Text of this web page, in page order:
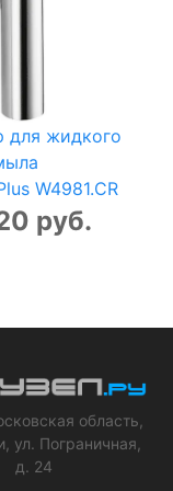
для жидкого
W4981.CR
руб.
область,
ул. Пограничная,
д. 24